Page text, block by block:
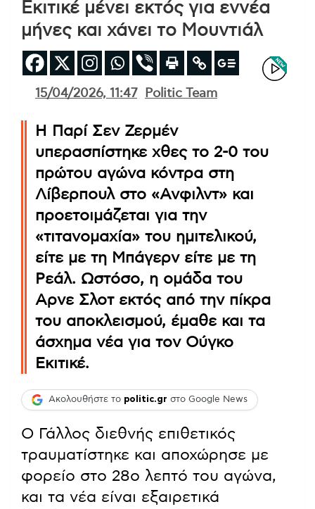
Εκιτικέ μένει εκτός για εννέα
μήνες και χάνει το Μουντιάλ
15/04/2026, 11:47 Politic Team
Η Παρί Σεν Ζερμέν
υπερασπίστηκε χθες το 2-0 του
πρώτου αγώνα κόντρα στη
Λίβερπουλ στο «Ανφιλντ» και
προετοιμάζεται για την
«τιτανομαχία» του ημιτελικού,
είτε με τη Μπάγερν είτε με τη
Ρεάλ. Ωστόσο, η ομάδα του
Αρνε Σλοτ εκτός από την πίκρα
του αποκλεισμού, έμαθε και τα
άσχημα νέα για τον Ούγκο
Εκιτικέ.
Ακολουθήστε το politic.gr στο Google News
Ο Γάλλος διεθνής επιθετικός
τραυματίστηκε και αποχώρησε με
φορείο στο 28ο λεπτό του αγώνα,
και τα νέα είναι εξαιρετικά